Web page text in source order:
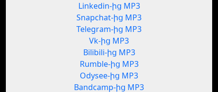
Linkedin-ից MP3
Snapchat-ից MP3
Telegram-ից MP3
Vk-ից MP3
Bilibili-ից MP3
Rumble-ից MP3
Odysee-ից MP3
Bandcamp-ից MP3